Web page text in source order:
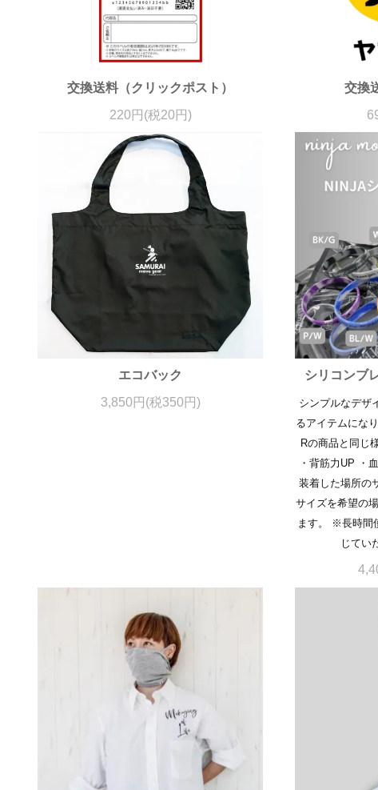
交換送料（クリックポスト）
220円(税20円)
交換
エコバック
3,850円(税350円)
シリコンブ
シンプルなデザ
るアイテムにな
Rの商品と同じ
・背筋力UP ・
装着した場所の
サイズを希望の
ます。 ※長時間
じてい